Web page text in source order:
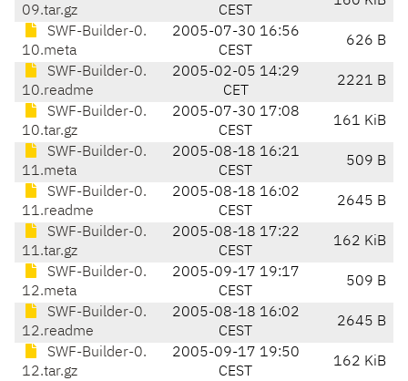
09.tar.gz CEST
SWF-Builder-0.
10.meta
2005-07-30 16:56
CEST
626 B
SWF-Builder-0.
10.readme
2005-02-05 14:29
CET
2221 B
SWF-Builder-0.
10.tar.gz
2005-07-30 17:08
CEST
161 KiB
SWF-Builder-0.
11.meta
2005-08-18 16:21
CEST
509 B
SWF-Builder-0.
11.readme
2005-08-18 16:02
CEST
2645 B
SWF-Builder-0.
11.tar.gz
2005-08-18 17:22
CEST
162 KiB
SWF-Builder-0.
12.meta
2005-09-17 19:17
CEST
509 B
SWF-Builder-0.
12.readme
2005-08-18 16:02
CEST
2645 B
SWF-Builder-0.
12.tar.gz
2005-09-17 19:50
CEST
162 KiB